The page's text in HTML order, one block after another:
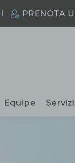
PRENOTA
Equipe Servizi